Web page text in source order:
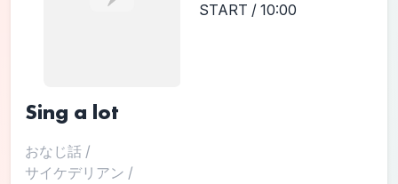
START / 10:00
Sing a lot
おなじ話 /
サイケデリアン /